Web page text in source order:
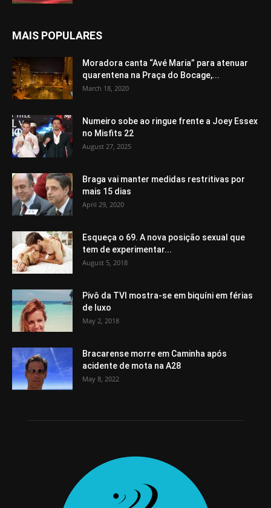
MAIS POPULARES
Moradora canta “Avé Maria” para atenuar
quarentena na Praça do Bocage,...
March 18, 2020
Numeiro sobe ao ringue frente a Joey Essex
no Misfits 22
August 27, 2025
Braga vai manter medidas restritivas por
mais 15 dias
April 29, 2020
Esqueça o 69. A nova posição sexual que
tem de experimentar...
August 5, 2018
Pivô da TVI mostra-se em biquíni em férias
de luxo
May 2, 2018
Bracarense morre em Caminha após
acidente de mota na A28
May 8, 2022